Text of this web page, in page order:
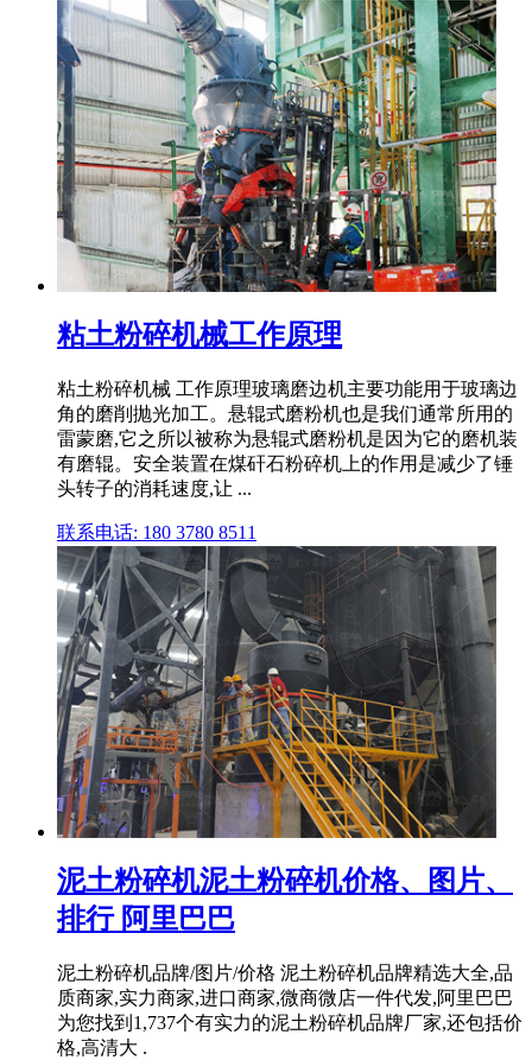
粘土粉碎机械工作原理
粘土粉碎机械 工作原理玻璃磨边机主要功能用于玻璃边
角的磨削抛光加工。悬辊式磨粉机也是我们通常所用的
雷蒙磨,它之所以被称为悬辊式磨粉机是因为它的磨机装
有磨辊。安全装置在煤矸石粉碎机上的作用是减少了锤
头转子的消耗速度,让 ...
联系电话: 180 3780 8511
泥土粉碎机泥土粉碎机价格、图片、
排行 阿里巴巴
泥土粉碎机品牌/图片/价格 泥土粉碎机品牌精选大全,品
质商家,实力商家,进口商家,微商微店一件代发,阿里巴巴
为您找到1,737个有实力的泥土粉碎机品牌厂家,还包括价
格,高清大 .